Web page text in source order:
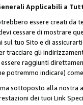
Applicabili a
essere creati da
cessare di mostrare
sul tuo Sito e di
tracciare gli
raggiunti
potremmo indicare)
ma sottoposto alla
dei tuoi Link